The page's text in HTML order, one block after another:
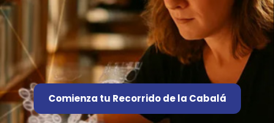
Comienza tu Recorrido de la Cabalá